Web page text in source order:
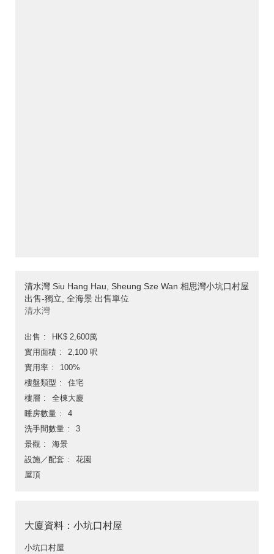
清水灣 Siu Hang Hau, Sheung Sze Wan 相思灣小坑口村屋
出售-獨立, 全海景 出售單位
清水灣
出售
HK$ 2,600萬
實用面積
2,100 呎
實用率
100%
樓盤類型
住宅
樓層
全棟大廈
睡房數量
4
洗手間數量
3
景觀
海景
設施／配套
花園
屋頂
大廈資料：小坑口村屋
小坑口村屋